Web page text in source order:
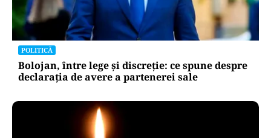
POLITICĂ
Bolojan, între lege și discreție: ce spune despre
declarația de avere a partenerei sale